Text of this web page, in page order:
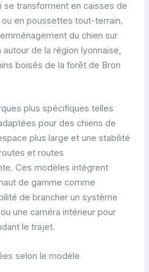
se transforment en caisses de
en poussettes tout-terrain.
du chien sur
de la région lyonnaise,
boisés de la forêt de Bron
plus spécifiques telles
pour des chiens de
plus large et une stabilité
et routes
Ces modèles intègrent
de gamme comme
de brancher un système
une caméra intérieur pour
le trajet.
selon le modèle